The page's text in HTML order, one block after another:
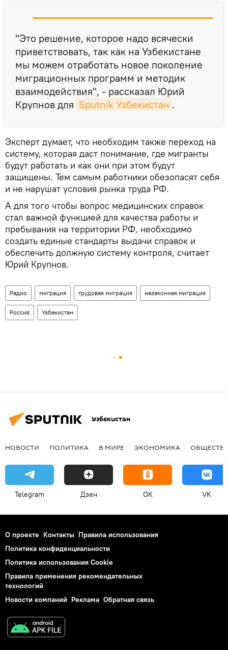
"Это решение, которое надо всячески
приветствовать, так как на Узбекистане
мы можем отработать новое поколение
миграционных программ и методик
взаимодействия", - рассказал Юрий
Крупнов для Sputnik Узбекистан .
Эксперт думает, что необходим также переход на
систему, которая даст понимание, где мигранты
будут работать и как они при этом будут
защищены. Тем самым работники обезопасят себя
и не нарушат условия рынка труда РФ.
А для того чтобы вопрос медицинских справок
стал важной функцией для качества работы и
пребывания на территории РФ, необходимо
создать единые стандарты выдачи справок и
обеспечить должную систему контроля, считает
Юрий Крупнов.
Радио миграция трудовая миграция незаконная миграция
Россия Узбекистан
Узбекистан
НОВОСТИ ПОЛИТИКА В МИРЕ ЭКОНОМИКА
Telegram Дзен OK VK
О проекте Контакты Правила использования
Политика конфиденциальности
Политика использования Cookie
Правила применения рекомендательных
технологий
Новости компаний Реклама Обратная связь